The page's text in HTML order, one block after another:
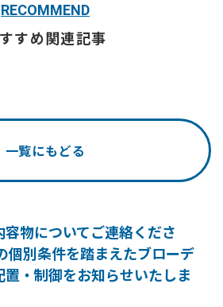
RECOMMEND
すめ関連記事
一覧にもどる
物についてご連絡くださ
個別条件を踏まえたブローデ
置・制御をお知らせいたしま